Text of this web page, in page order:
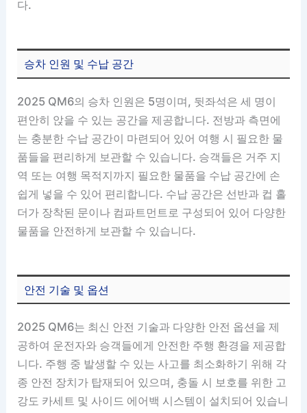
다.
승차 인원 및 수납 공간
2025 QM6의 승차 인원은 5명이며, 뒷좌석은 세 명이
편안히 앉을 수 있는 공간을 제공합니다. 전방과 측면에
는 충분한 수납 공간이 마련되어 있어 여행 시 필요한 물
품들을 편리하게 보관할 수 있습니다. 승객들은 거주 지
역 또는 여행 목적지까지 필요한 물품을 수납 공간에 손
쉽게 넣을 수 있어 편리합니다. 수납 공간은 선반과 컵 홀
더가 장착된 문이나 컴파트먼트로 구성되어 있어 다양한
물품을 안전하게 보관할 수 있습니다.
안전 기술 및 옵션
2025 QM6는 최신 안전 기술과 다양한 안전 옵션을 제
공하여 운전자와 승객들에게 안전한 주행 환경을 제공합
니다. 주행 중 발생할 수 있는 사고를 최소화하기 위해 각
종 안전 장치가 탑재되어 있으며, 충돌 시 보호를 위한 고
강도 카세트 및 사이드 에어백 시스템이 설치되어 있습니